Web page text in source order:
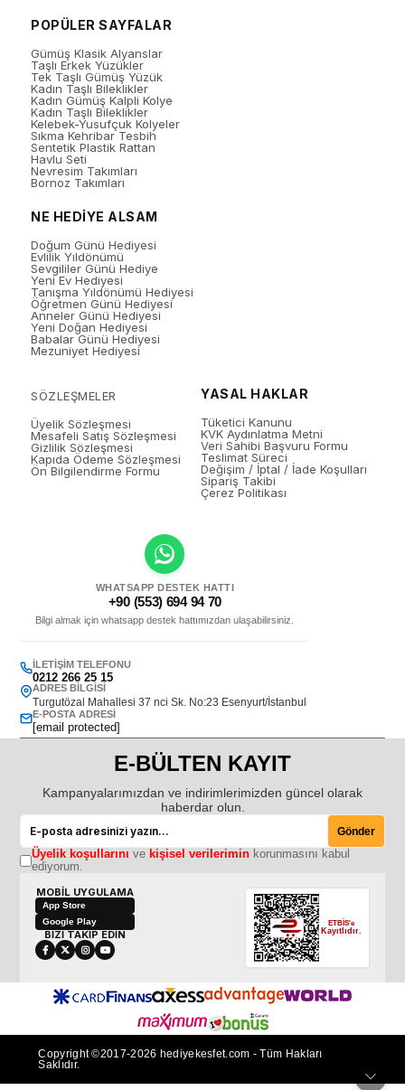
POPÜLER SAYFALAR
Gümüş Klasik Alyanslar
Taşlı Erkek Yüzükler
Tek Taşlı Gümüş Yüzük
Kadın Taşlı Bileklikler
Kadın Gümüş Kalpli Kolye
Kadın Taşlı Bileklikler
Kelebek-Yusufçuk Kolyeler
Sıkma Kehribar Tesbih
Sentetik Plastik Rattan
Havlu Seti
Nevresim Takımları
Bornoz Takımları
NE HEDİYE ALSAM
Doğum Günü Hediyesi
Evlilik Yıldönümü
Sevgililer Günü Hediye
Yeni Ev Hediyesi
Tanışma Yıldönümü Hediyesi
Öğretmen Günü Hediyesi
Anneler Günü Hediyesi
Yeni Doğan Hediyesi
Babalar Günü Hediyesi
Mezuniyet Hediyesi
SÖZLEŞMELER
Üyelik Sözleşmesi
Mesafeli Satış Sözleşmesi
Gizlilik Sözleşmesi
Kapıda Ödeme Sözleşmesi
Ön Bilgilendirme Formu
YASAL HAKLAR
Tüketici Kanunu
KVK Aydınlatma Metni
Veri Sahibi Başvuru Formu
Teslimat Süreci
Değişim / İptal / İade Koşulları
Sipariş Takibi
Çerez Politikası
WHATSAPP DESTEK HATTI
+90 (553) 694 94 70
Bilgi almak için whatsapp destek hattımızdan ulaşabilirsiniz.
İLETIŞIM TELEFONU
0212 266 25 15
ADRES BILGISI
Turgutözal Mahallesi 37 nci Sk. No:23 Esenyurt/İstanbul
E-POSTA ADRESI
[email protected]
E-BÜLTEN KAYIT
Kampanyalarımızdan ve indirimlerimizden güncel olarak
haberdar olun.
Gönder
Üyelik koşullarını ve kişisel verileriminkorunmasını kabul
ediyorum.
MOBİL UYGULAMA
App Store
Google Play
BİZİ TAKİP EDİN
ETBİS'e
Kayıtlıdır.
Copyright ©2017-2026 hediyekesfet.com - Tüm Hakları
Saklıdır.